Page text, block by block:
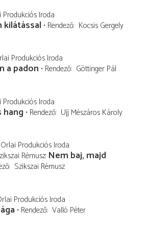
Produkciós Iroda
kilátással Rendező Kocsis Gergely
Produkciós Iroda
a padon Rendező Göttinger Pál
Produkciós Iroda
hang Rendező Ujj Mészáros Károly
Orlai Produkciós Iroda
Rémusz Nem baj, majd
Szikszai Rémusz
Produkciós Iroda
Rendező Valló Péter